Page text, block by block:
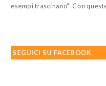
esempi trascinano". Con
SEGUICI SU FACEBOOK